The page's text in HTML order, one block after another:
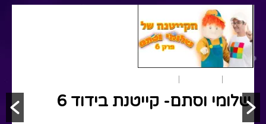
שלומי וסתם- קייטנת בידוד 6